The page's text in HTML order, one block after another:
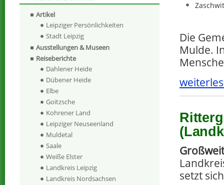
Die
Mulde.
setzt
Artikel
Leipziger Persönlichkeiten
Stadt Leipzig
Ausstellungen & Museen
Reiseberichte
Dahlener Heide
Dübener Heide
Elbe
Goitzsche
Kohrener Land
Leipziger Neuseenland
Muldetal
Saale
Weiße Elster
Landkreis Leipzig
Landkreis Nordsachsen